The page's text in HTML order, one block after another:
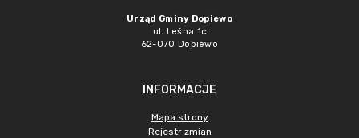
Urząd Gminy Dopiewo
ul. Leśna 1c
62-070 Dopiewo
INFORMACJE
Mapa strony
Rejestr zmian